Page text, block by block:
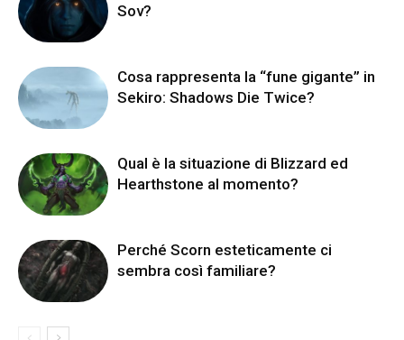
Sov?
Cosa rappresenta la “fune gigante” in
Sekiro: Shadows Die Twice?
Qual è la situazione di Blizzard ed
Hearthstone al momento?
Perché Scorn esteticamente ci
sembra così familiare?